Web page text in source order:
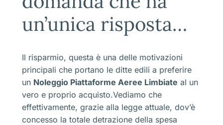
un’unica risposta…
Il risparmio, questa è una delle motivazioni
principali che portano le ditte edili a preferire
un Noleggio Piattaforme Aeree Limbiate al un
vero e proprio acquisto.Vediamo che
effettivamente, grazie alla legge attuale, dov’è
concesso la totale detrazione della spesa